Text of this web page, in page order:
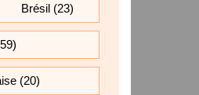
Brésil(23)
(20)